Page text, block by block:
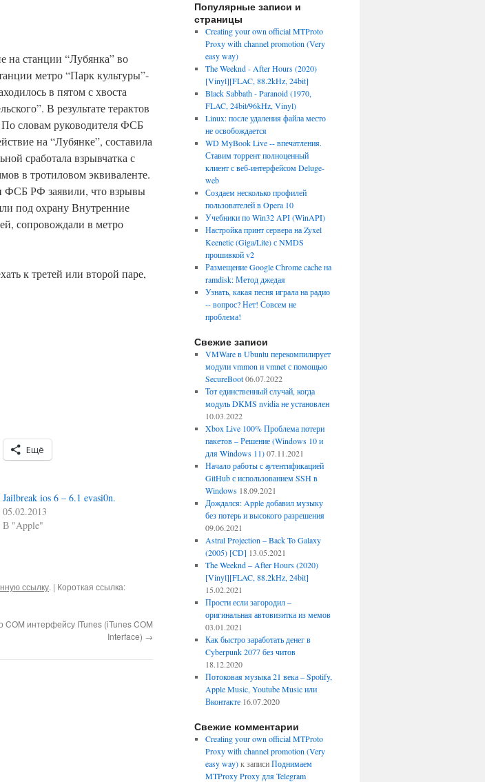
на станции “Лубянка” во
метро “Парк культуры”-
в пятом с хвоста
В результате терактов
По словам руководителя ФСБ
на “Лубянке”, составила
сработала взрывчатка с
в тротиловом эквиваленте.
ФСБ РФ заявили, что взрывы
под охрану Внутренние
сопровождали в метро
к третей или второй паре,
Ещё
Jailbreak ios 6 – 6.1 evasi0n.
05.02.2013
В "Apple"
ссылку. | Короткая ссылка:
COM интерфейсу ITunes (iTunes COM
Interface) →
Популярные записи и
страницы
Creating your own official MTProto
Proxy with channel promotion (Very
easy way)
The Weeknd - After Hours (2020)
[Vinyl][FLAC, 88.2kHz, 24bit]
Black Sabbath - Paranoid (1970,
FLAC, 24bit/96kHz, Vinyl)
Linux: после удаления файла место
не освобождается
WD MyBook Live -- впечатления.
Ставим торрент полноценный
клиент с веб-интерфейсом Deluge-
web
Создаем несколько профилей
пользователей в Opera 10
Учебники по Win32 API (WinAPI)
Настройка принт сервера на Zyxel
Keenetic (Giga/Lite) с NMDS
прошивкой v2
Размещение Google Chrome cache на
ramdisk: Метод джедая
Узнать, какая песня играла на радио
-- вопрос? Нет! Совсем не
проблема!
Свежие записи
VMWare в Ubuntu перекомпилирует
модули vmmon и vmnet с помощью
SecureBoot 06.07.2022
Тот единственный случай, когда
модуль DKMS nvidia не установлен
10.03.2022
Xbox Live 100% Проблема потери
пакетов – Решение (Windows 10 и
для Windows 11) 07.11.2021
Начало работы с аутентификацией
GitHub с использованием SSH в
Windows 18.09.2021
Дождался: Apple добавил музыку
без потерь и высокого разрешения
09.06.2021
Astral Projection – Back To Galaxy
(2005) [CD] 13.05.2021
The Weeknd – After Hours (2020)
[Vinyl][FLAC, 88.2kHz, 24bit]
15.02.2021
Прости если загородил –
оригинальная автовизитка из мемов
03.01.2021
Как быстро заработать денег в
Cyberpunk 2077 без читов
18.12.2020
Потоковая музыка 21 века – Spotify,
Apple Music, Youtube Music или
Вконтакте 16.07.2020
Свежие комментарии
Creating your own official MTProto
Proxy with channel promotion (Very
easy way)к записиПоднимаем
MTProxy Proxy для Telegram